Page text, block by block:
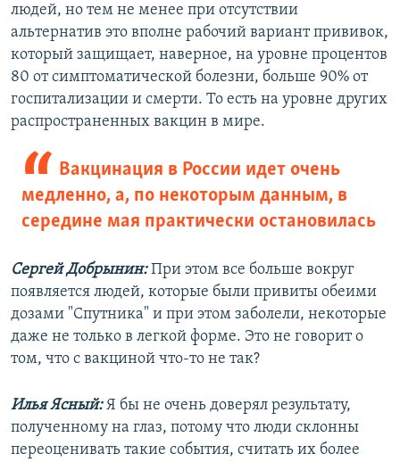
людей, но тем не менее при отсутствии
альтернатив это вполне рабочий вариант прививок,
который защищает, наверное, на уровне процентов
80 от симптоматической болезни, больше 90% от
госпитализации и смерти. То есть на уровне других
распространенных вакцин в мире.
Вакцинация в России идет очень
медленно, а, по некоторым данным, в
середине мая практически остановилась
Сергей Добрынин:При этом все больше вокруг
появляется людей, которые были привиты обеими
дозами "Спутника" и при этом заболели, некоторые
даже не только в легкой форме. Это не говорит о
том, что с вакциной что-то не так?
Илья Ясный:Я бы не очень доверял результату,
полученному на глаз, потому что люди склонны
переоценивать такие события, считать их более